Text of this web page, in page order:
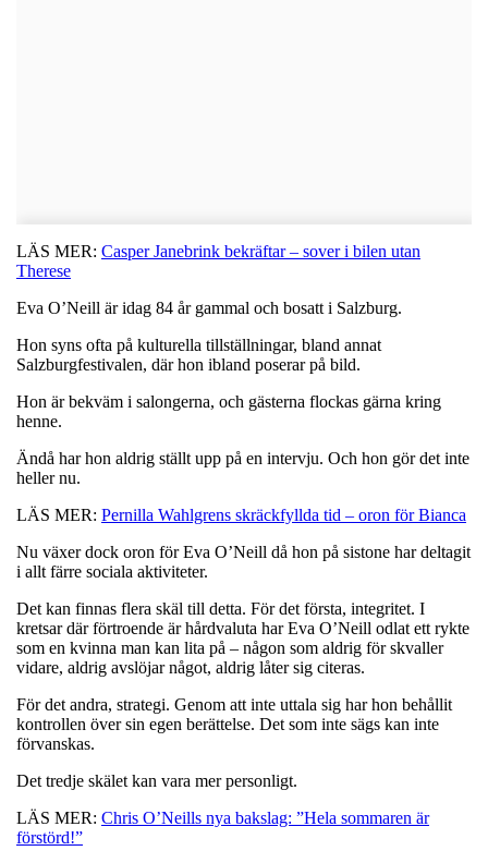
LÄS MER: Casper Janebrink bekräftar – sover i bilen utan
Therese
Eva O’Neill är idag 84 år gammal och bosatt i Salzburg.
Hon syns ofta på kulturella tillställningar, bland annat
Salzburgfestivalen, där hon ibland poserar på bild.
Hon är bekväm i salongerna, och gästerna flockas gärna kring
henne.
Ändå har hon aldrig ställt upp på en intervju. Och hon gör det inte
heller nu.
LÄS MER: Pernilla Wahlgrens skräckfyllda tid – oron för Bianca
Nu växer dock oron för Eva O’Neill då hon på sistone har deltagit
i allt färre sociala aktiviteter.
Det kan finnas flera skäl till detta. För det första, integritet. I
kretsar där förtroende är hårdvaluta har Eva O’Neill odlat ett rykte
som en kvinna man kan lita på – någon som aldrig för skvaller
vidare, aldrig avslöjar något, aldrig låter sig citeras.
För det andra, strategi. Genom att inte uttala sig har hon behållit
kontrollen över sin egen berättelse. Det som inte sägs kan inte
förvanskas.
Det tredje skälet kan vara mer personligt.
LÄS MER: Chris O’Neills nya bakslag: ”Hela sommaren är
förstörd!”